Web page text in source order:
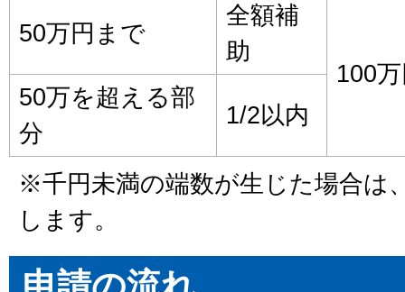
50万円まで
全額補
助
100
50万を超える部
分
1/2以内
※千円未満の端数が生じた場合は
します。